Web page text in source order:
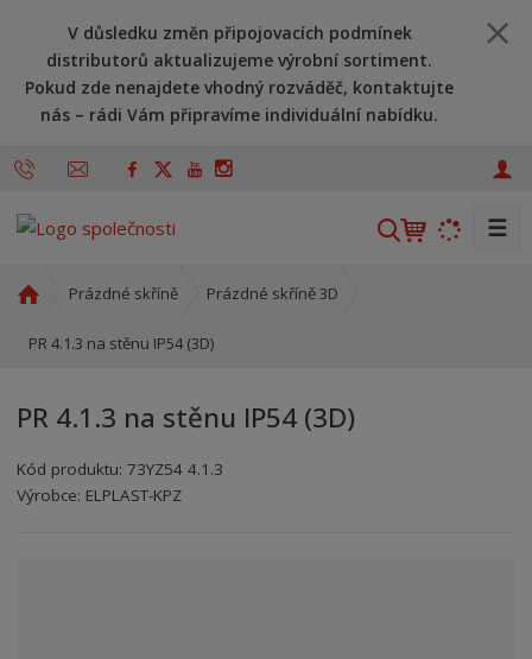
V důsledku změn připojovacích podmínek
distributorů aktualizujeme výrobní sortiment.
Pokud zde nenajdete vhodný rozváděč, kontaktujte
nás – rádi Vám připravíme individuální nabídku.
V
☰
o
í
t
r
Prázdné skříně Prázdné skříně 3D
PR 4.1.3 na stěnu IP54 (3D)
PR 4.1.3 na stěnu IP54 (3D)
Kód produktu:73YZ54 4.1.3
Kód výrobce: 8595208696664
Kód dodavatele:8595208696664
Výrobce: ELPLAST-KPZ